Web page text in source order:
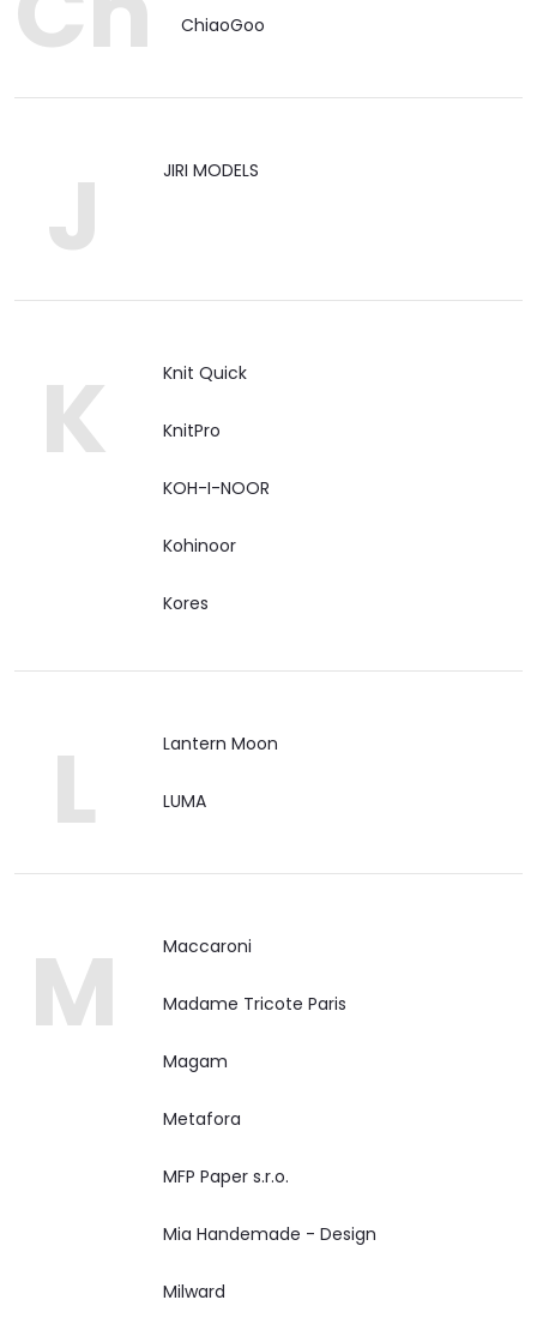
ChiaoGoo
J JIRI MODELS
K Knit Quick
KnitPro
KOH-I-NOOR
Kohinoor
Kores
L Lantern Moon
LUMA
M Maccaroni
Madame Tricote Paris
Magam
Metafora
MFP Paper s.r.o.
Mia Handemade - Design
Milward